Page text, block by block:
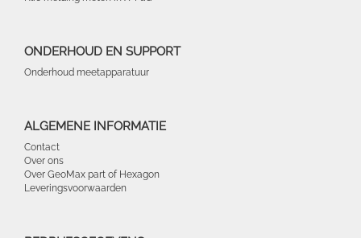
ONDERHOUD EN SUPPORT
Onderhoud meetapparatuur
ALGEMENE INFORMATIE
Contact
Over ons
Over GeoMax part of Hexagon
Leveringsvoorwaarden